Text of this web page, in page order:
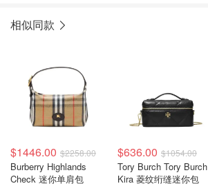
相似同款
$1446.00 $2258.00
Burberry Highlands
Check 迷你单肩包
$636.00 $1054.00
Tory Burch Tory Burch
Kira 菱纹绗缝迷你包